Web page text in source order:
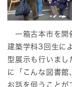
一箱古本市を開
建築学科3回生に
型展示も行いまし
に「こんな図書館
お話を伺うことが